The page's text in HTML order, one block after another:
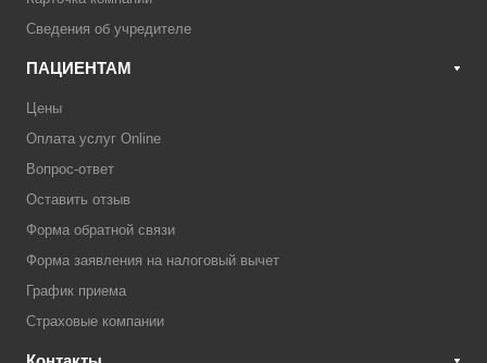
Сведения об учредителе
ПАЦИЕНТАМ
Цены
Оплата услуг Online
Вопрос-ответ
Оставить отзыв
Форма обратной связи
Форма заявления на налоговый вычет
График приема
Страховые компании